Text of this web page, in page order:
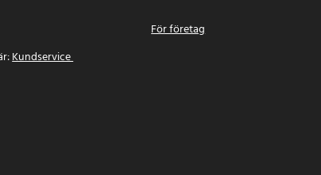
Kundservice
För företag